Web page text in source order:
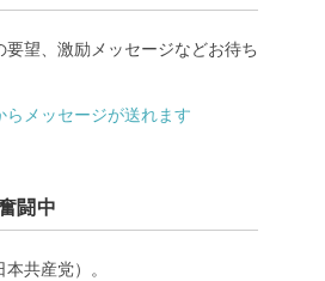
要望、激励メッセージなどお待ち
らメッセージが送れます
闘中
共産党）。